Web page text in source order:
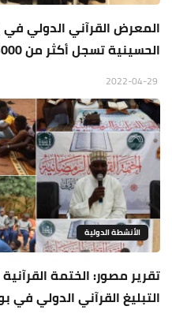
المعرض القرآني الدولي في
الحسينية تسجل أكثر من 5000 زائراً لجناحها
الأنشطة الدولية
تقرير مصور: الختمة
التبليغ القرآني الدولي في